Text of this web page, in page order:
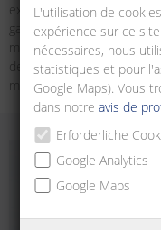
exemple dans les
gamme de produits
multiples et à plages de
des fonctions spéciales
marche, à l'arrêt,
L'utilisation de
expérience sur ce
nécessaires, nous
statistiques et pour
Google Maps). Vous
dans notreavis de
Erforderliche
Google Analytics
Google Maps